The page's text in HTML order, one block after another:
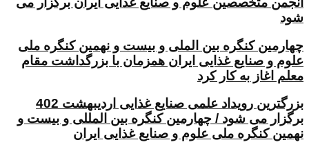
شود
چهارمین کنگره بین الملی و بیست و نهمین کنگره ملی
علوم و صنایع غذایی ایران همزمان با بزرگداشت مقام
معلم اغاز به کار کرد
بزرگترین رویداد علمی صنایع غذایی اردیبهشت 402
برگزار می شود / چهارمین کنگره بین المللی و بیست و
نهمین کنگره ملی علوم و صنایع غذایی ایران